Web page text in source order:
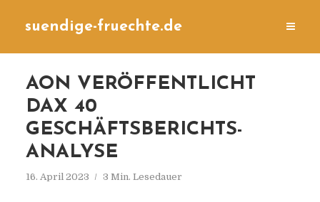
suendige-fruechte.de
AON VERÖFFENTLICHT
DAX 40
GESCHÄFTSBERICHTS-
ANALYSE
16. April 2023 3 Min. Lesedauer